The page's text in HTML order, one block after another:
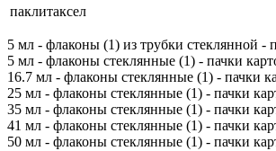
паклитаксел
5 мл - флаконы (1) из трубки стеклянной -
5 мл - флаконы стеклянные (1) - пачки
16.7 мл - флаконы стеклянные (1) - пачки
25 мл - флаконы стеклянные (1) - пачки
35 мл - флаконы стеклянные (1) - пачки
41 мл - флаконы стеклянные (1) - пачки
50 мл - флаконы стеклянные (1) - пачки